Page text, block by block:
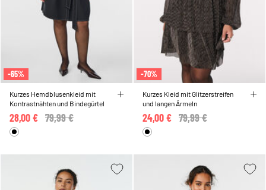
-65%
Kurzes Hemdblusenkleid mit
Kontrastnähten und Bindegürtel
Price reduced from
79,99 €
28,00 €
-70%
Kurzes Kleid mit Glitzerstreifen
und langen Ärmeln
Price reduced from
79,99 €
24,00 €